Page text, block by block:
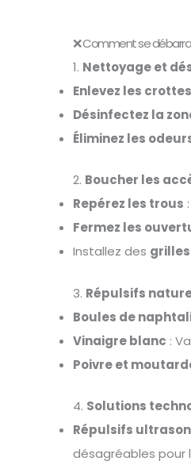
❌ Comment se
1. Nettoyage et
Enlevez les crottes
Désinfectez la
Éliminez les
2. Boucher les
Repérez les trous
Fermez les
Installez des
3. Répulsifs
Boules de
Vinaigre blanc :
Poivre et
4. Solutions
Répulsifs
désagréables pour